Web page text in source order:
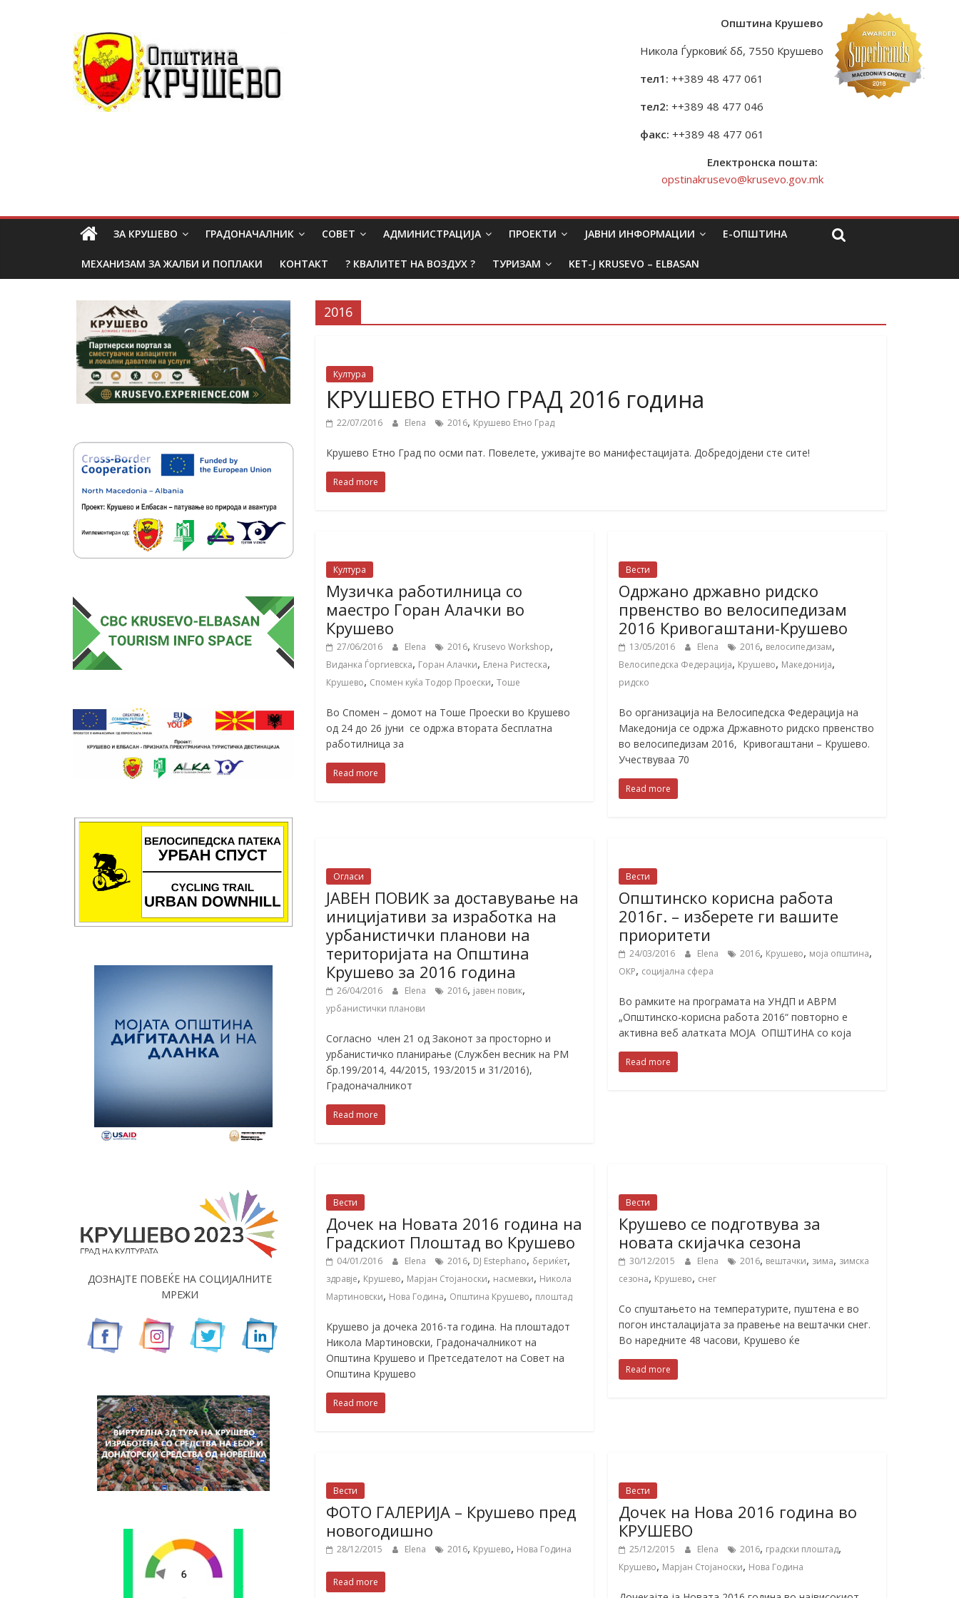
Општина Крушево
Никола Ѓурковиќ бб, 7550 Крушево
тел1: ++389 48 477 061
тел2: ++389 48 477 046
факс: ++389 48 477 061
Електронска пошта:
opstinakrusevo@krusevo.gov.mk
ЗА КРУШЕВО ГРАДОНАЧАЛНИК СОВЕТ АДМИНИСТРАЦИЈА ПРОЕКТИ ЈАВНИ ИНФОРМАЦИИ Е-ОПШТИНА
МЕХАНИЗАМ ЗА ЖАЛБИ И ПОПЛАКИ КОНТАКТ ? КВАЛИТЕТ НА ВОЗДУХ ? ТУРИЗАМ KET-J KRUSEVO – ELBASAN
2016
Култура
КРУШЕВО ЕТНО ГРАД 2016 година
22/07/2016 Elena 2016, Крушево Етно Град
Крушево Етно Град по осми пат. Повелете, уживајте во манифестацијата. Добредојдени сте сите!
Read more
Култура
Музичка работилница со
маестро Горан Алачки во
Крушево
27/06/2016 Elena 2016, Krusevo Workshop,
Виданка Ѓоргиевска, Горан Алачки, Елена Ристеска,
Крушево, Спомен куќа Тодор Проески, Тоше
Во Спомен – домот на Тоше Проески во Крушево
од 24 до 26 јуни се одржа втората бесплатна
работилница за
Read more
Вести
Одржано државно ридско
првенство во велосипедизам
2016 Кривогаштани-Крушево
13/05/2016 Elena 2016, велосипедизам,
Велосипедска Федерација, Крушево, Македонија,
ридско
Во организација на Велосипедска Федерација на
Македонија се одржа Државното ридско првенство
во велосипедизам 2016, Кривогаштани – Крушево.
Учествуваа 70
Read more
Огласи
ЈАВЕН ПОВИК за доставување на
иницијативи за изработка на
урбанистички планови на
територијата на Општина
Крушево за 2016 година
26/04/2016 Elena 2016, јавен повик,
урбанистички планови
Согласно член 21 од Законот за просторно и
урбанистичко планирање (Службен весник на РМ
бр.199/2014, 44/2015, 193/2015 и 31/2016),
Градоначалникот
Read more
Вести
Општинско корисна работа
2016г. – изберете ги вашите
приоритети
24/03/2016 Elena 2016, Крушево, моја општина,
ОКР, социјална сфера
Во рамките на програмата на УНДП и АВРМ
„Општинско-корисна работа 2016“ повторно е
активна веб алатката МОЈА ОПШТИНА со која
Read more
Вести
Дочек на Новата 2016 година на
Градскиот Плоштад во Крушево
04/01/2016 Elena 2016, DJ Estephano, бериќет,
здравје, Крушево, Марјан Стојаноски, насмевки, Никола
Мартиновски, Нова Година, Општина Крушево, плоштад
Крушево ја дочека 2016-та година. На плоштадот
Никола Мартиновски, Градоначалникот на
Општина Крушево и Претседателот на Совет на
Општина Крушево
Read more
Вести
Крушево се подготвува за
новата скијачка сезона
30/12/2015 Elena 2016, вештачки, зима, зимска
сезона, Крушево, снег
Со спуштањето на температурите, пуштена е во
погон инсталацијата за правење на вештачки снег.
Во наредните 48 часови, Крушево ќе
Read more
Вести
ФОТО ГАЛЕРИЈА – Крушево пред
новогодишно
28/12/2015 Elena 2016, Крушево, Нова Година
Read more
Вести
Дочек на Нова 2016 година во
КРУШЕВО
25/12/2015 Elena 2016, градски плоштад,
Крушево, Марјан Стојаноски, Нова Година
ДОЗНАЈТЕ ПОВЕЌЕ НА СОЦИЈАЛНИТЕ
МРЕЖИ